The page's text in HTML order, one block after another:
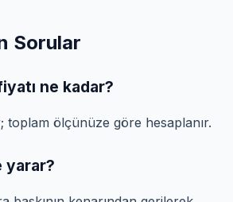
Sorular
ne kadar?
toplam ölçünüze göre hesaplanır.
yarar?